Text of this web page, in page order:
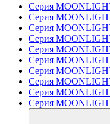
Серия
Серия
Серия
Серия
Серия
Серия
Серия
Серия
Серия
Серия